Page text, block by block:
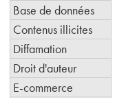
Base de données
Contenus illicites
Diffamation
Droit d'auteur
E-commerce